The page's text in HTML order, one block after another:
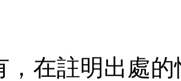
，在註明出處